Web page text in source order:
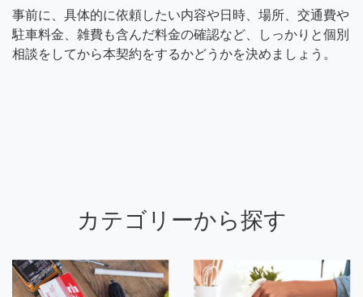
事前に、具体的に依頼したい内容や日時、場所、交通費や
駐車料金、雑費も含んだ料金の確認など、しっかりと個別
相談をしてから本契約をするかどうかを決めましょう。
カテゴリーから探す